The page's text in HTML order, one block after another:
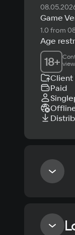
Game
1.0 from
Age
18+
Client
Paid
Minimum